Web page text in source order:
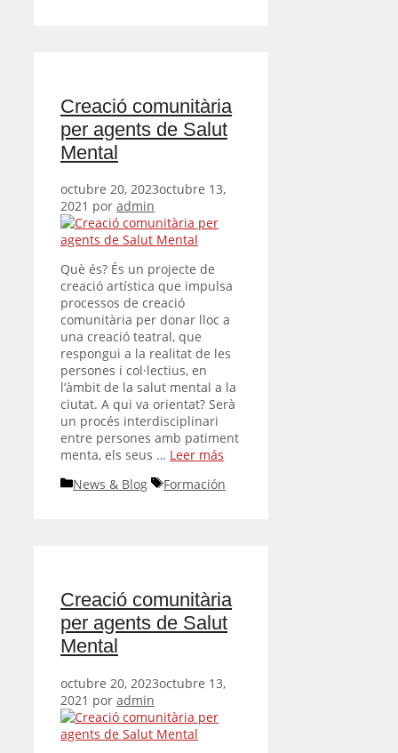
Creació comunitària
per agents de Salut
Mental
octubre 20, 2023octubre 13,
2021 por admin
Què és? És un projecte de
creació artística que impulsa
processos de creació
comunitària per donar lloc a
una creació teatral, que
respongui a la realitat de les
persones i col·lectius, en
l’àmbit de la salut mental a la
ciutat. A qui va orientat? Serà
un procés interdisciplinari
entre persones amb patiment
menta, els seus … Leer más
Categorías
News & Blog Etiquetas
Formación
Creació comunitària
per agents de Salut
Mental
octubre 20, 2023octubre 13,
2021 por admin